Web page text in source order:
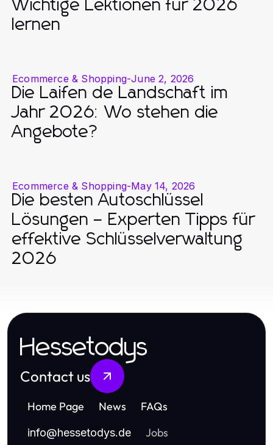
Wichtige Lektionen für 2026
lernen
Ecommerce & Shopping-June 2, 2026
Die Laifen de Landschaft im
Jahr 2026: Wo stehen die
Angebote?
Ecommerce & Shopping-May 14, 2026
Die besten Autoschlüssel
Lösungen – Experten Tipps für
effektive Schlüsselverwaltung
2026
Hessetodys
Contact us
Home Page News FAQs
info@hessetodys.de Jobs